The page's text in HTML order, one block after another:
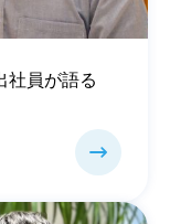
社員が語る